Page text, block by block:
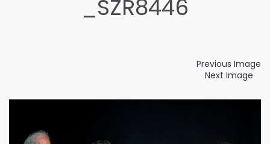
_SZR8446
Previous Image
Next Image